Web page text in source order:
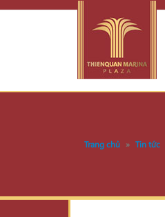
Trang chủ » Tin tức